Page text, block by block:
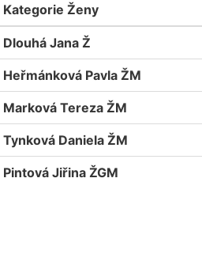
Kategorie Ženy
Dlouhá Jana Ž
Heřmánková Pavla ŽM
Marková Tereza ŽM
Tynková Daniela ŽM
Pintová Jiřina ŽGM